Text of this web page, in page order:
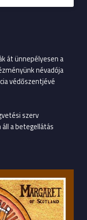
át ünnepélyesen a
névadója
védőszentjévé
szerv
a betegellátás